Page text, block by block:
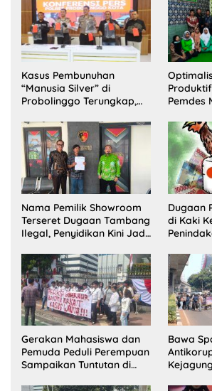
Kasus Pembunuhan
“Manusia Silver” di
Probolinggo Terungkap,
Satu Buron
Pemdes
Zakat
Nama Pemilik Showroom
Terseret Dugaan Tambang
Ilegal, Penyidikan Kini Jadi
Dugaan
di Kaki
Gerakan Mahasiswa dan
Pemuda Peduli Perempuan
Sampaikan Tuntutan di
Bawa